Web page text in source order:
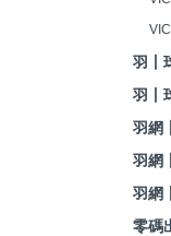
羽丨
羽丨
羽網
羽網
羽網
零碼